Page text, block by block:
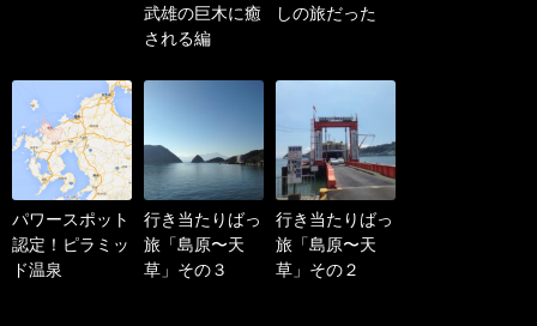
武雄の巨木に癒
される編
しの旅だった
パワースポット
認定！ピラミッ
ド温泉
行き当たりばっ
旅「島原〜天
草」その３
行き当たりばっ
旅「島原〜天
草」その２